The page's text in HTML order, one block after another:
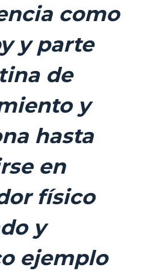
como
y parte
de
y
hasta
en
físico
y
ejemplo